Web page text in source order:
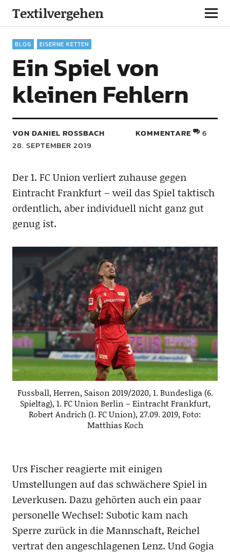
Textilvergehen
BLOG EISERNE KETTEN
Ein Spiel von
kleinen Fehlern
VON DANIEL ROSSBACH
28. SEPTEMBER 2019
KOMMENTARE 6
Der 1. FC Union verliert zuhause gegen
Eintracht Frankfurt – weil das Spiel taktisch
ordentlich, aber individuell nicht ganz gut
genug ist.
Fussball, Herren, Saison 2019/2020, 1. Bundesliga (6.
Spieltag), 1. FC Union Berlin – Eintracht Frankfurt,
Robert Andrich (1. FC Union), 27.09. 2019, Foto:
Matthias Koch
Urs Fischer reagierte mit einigen
Umstellungen auf das schwächere Spiel in
Leverkusen. Dazu gehörten auch ein paar
personelle Wechsel: Subotic kam nach
Sperre zurück in die Mannschaft, Reichel
vertrat den angeschlagenen Lenz. Und Gogia